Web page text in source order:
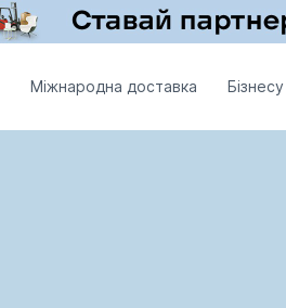
Міжнародна доставка Бізнесу